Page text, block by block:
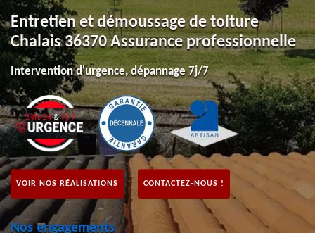
Entretien et démoussage de toiture
Chalais 36370 Assurance professionnelle
Intervention d'urgence, dépannage 7j/7
VOIR NOS RÉALISATIONS CONTACTEZ-NOUS !
Nos engagements